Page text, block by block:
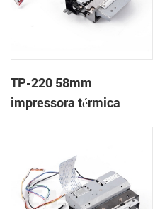
TP-220 58mm
impressora térmica